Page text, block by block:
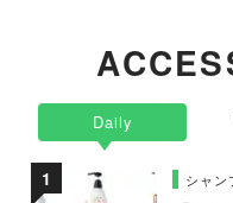
Daily
シャン